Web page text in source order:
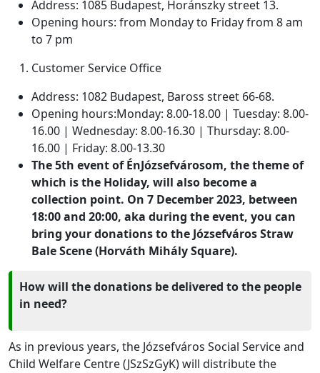
Address: 1085 Budapest, Horánszky street 13.
Opening hours: from Monday to Friday from 8 am
to 7 pm
Customer Service Office
Address: 1082 Budapest, Baross street 66-68.
Opening hours:Monday: 8.00-18.00 | Tuesday: 8.00-
16.00 | Wednesday: 8.00-16.30 | Thursday: 8.00-
16.00 | Friday: 8.00-13.30
The 5th event of ÉnJózsefvárosom, the theme of
which is the Holiday, will also become a
collection point. On 7 December 2023, between
18:00 and 20:00, aka during the event, you can
bring your donations to the Józsefváros Straw
Bale Scene (Horváth Mihály Square).
How will the donations be delivered to the people
in need?
As in previous years, the Józsefváros Social Service and
Child Welfare Centre (JSzSzGyK) will distribute the